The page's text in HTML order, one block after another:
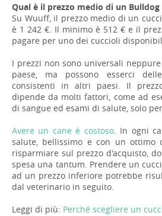
Qual è il prezzo medio di un Bulldog
Su Wuuff, il prezzo medio di un
è 1 242 €. Il minimo è 512 € e il
pagare per uno dei cuccioli
I prezzi non sono universali
paese, ma possono esserci
consistenti in altri paesi. Il
dipende da molti fattori, come ad
di sangue ed esami di salute, solo
Avere un cane è costoso. In ogni
salute, bellissimo e con un ottimo
risparmiare sul prezzo d'acquisto,
spesa una tantum. Prendere un
ad un prezzo inferiore potrebbe
dal veterinario in seguito.
Leggi di più: Perché scegliere un